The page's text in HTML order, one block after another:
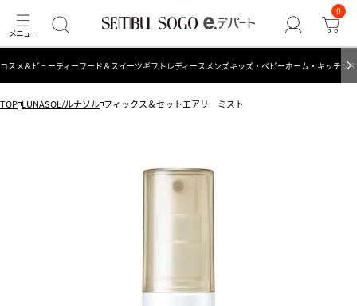
0
コスメ＆ビューティーフード＆スイーツギフト レディース メンズキッズ・ベビーホーム・キッチン
TOP LUNASOL/ルナソル フィックス＆セットエアリーミスト